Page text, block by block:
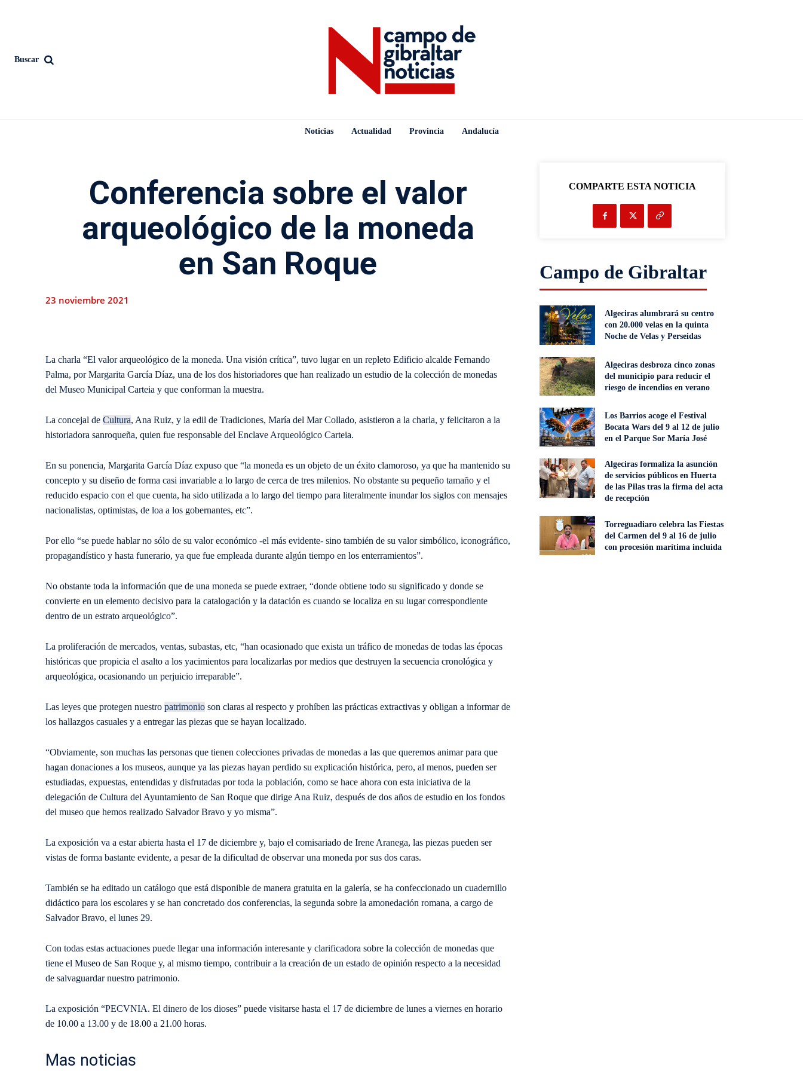
Buscar
Noticias Actualidad Provincia Andalucía
Conferencia sobre el valor
arqueológico de la moneda
en San Roque
23 noviembre 2021
La charla “El valor arqueológico de la moneda. Una visión crítica”, tuvo lugar en un repleto Edificio alcalde Fernando
Palma, por Margarita García Díaz, una de los dos historiadores que han realizado un estudio de la colección de monedas
del Museo Municipal Carteia y que conforman la muestra.
La concejal de Cultura, Ana Ruiz, y la edil de Tradiciones, María del Mar Collado, asistieron a la charla, y felicitaron a la
historiadora sanroqueña, quien fue responsable del Enclave Arqueológico Carteia.
En su ponencia, Margarita García Díaz expuso que “la moneda es un objeto de un éxito clamoroso, ya que ha mantenido su
concepto y su diseño de forma casi invariable a lo largo de cerca de tres milenios. No obstante su pequeño tamaño y el
reducido espacio con el que cuenta, ha sido utilizada a lo largo del tiempo para literalmente inundar los siglos con mensajes
nacionalistas, optimistas, de loa a los gobernantes, etc”.
Por ello “se puede hablar no sólo de su valor económico -el más evidente- sino también de su valor simbólico, iconográfico,
propagandístico y hasta funerario, ya que fue empleada durante algún tiempo en los enterramientos”.
No obstante toda la información que de una moneda se puede extraer, “donde obtiene todo su significado y donde se
convierte en un elemento decisivo para la catalogación y la datación es cuando se localiza en su lugar correspondiente
dentro de un estrato arqueológico”.
La proliferación de mercados, ventas, subastas, etc, “han ocasionado que exista un tráfico de monedas de todas las épocas
históricas que propicia el asalto a los yacimientos para localizarlas por medios que destruyen la secuencia cronológica y
arqueológica, ocasionando un perjuicio irreparable”.
Las leyes que protegen nuestro patrimonio son claras al respecto y prohíben las prácticas extractivas y obligan a informar de
los hallazgos casuales y a entregar las piezas que se hayan localizado.
“Obviamente, son muchas las personas que tienen colecciones privadas de monedas a las que queremos animar para que
hagan donaciones a los museos, aunque ya las piezas hayan perdido su explicación histórica, pero, al menos, pueden ser
estudiadas, expuestas, entendidas y disfrutadas por toda la población, como se hace ahora con esta iniciativa de la
delegación de Cultura del Ayuntamiento de San Roque que dirige Ana Ruiz, después de dos años de estudio en los fondos
del museo que hemos realizado Salvador Bravo y yo misma”.
La exposición va a estar abierta hasta el 17 de diciembre y, bajo el comisariado de Irene Aranega, las piezas pueden ser
vistas de forma bastante evidente, a pesar de la dificultad de observar una moneda por sus dos caras.
También se ha editado un catálogo que está disponible de manera gratuita en la galería, se ha confeccionado un cuadernillo
didáctico para los escolares y se han concretado dos conferencias, la segunda sobre la amonedación romana, a cargo de
Salvador Bravo, el lunes 29.
Con todas estas actuaciones puede llegar una información interesante y clarificadora sobre la colección de monedas que
tiene el Museo de San Roque y, al mismo tiempo, contribuir a la creación de un estado de opinión respecto a la necesidad
de salvaguardar nuestro patrimonio.
La exposición “PECVNIA. El dinero de los dioses” puede visitarse hasta el 17 de diciembre de lunes a viernes en horario
de 10.00 a 13.00 y de 18.00 a 21.00 horas.
Mas noticias
COMPARTE ESTA NOTICIA
Campo de Gibraltar
Algeciras alumbrará su centro
con 20.000 velas en la quinta
Noche de Velas y Perseidas
Algeciras desbroza cinco zonas
del municipio para reducir el
riesgo de incendios en verano
Los Barrios acoge el Festival
Bocata Wars del 9 al 12 de julio
en el Parque Sor María José
Algeciras formaliza la asunción
de servicios públicos en Huerta
de las Pilas tras la firma del acta
de recepción
Torreguadiaro celebra las Fiestas
del Carmen del 9 al 16 de julio
con procesión marítima incluida